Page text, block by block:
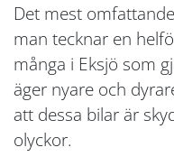
Det mest
man tecknar en
många i Eksjö som
äger nyare och
att dessa bilar är
olyckor.